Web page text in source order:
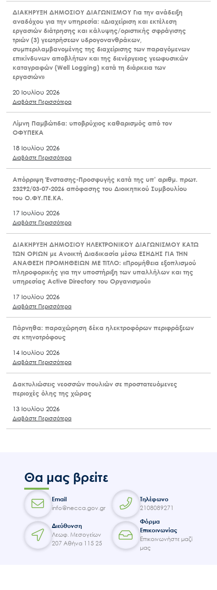
Ακολουθήστε μας
ΔΙΑΚΗΡΥΞΗ ΔΗΜΟΣΙΟΥ ΔΙΑΓΩΝΙΣΜΟΥ Για την ανάδειξη
αναδόχου για την υπηρεσία: «Διαχείριση και εκτέλεση
εργασιών διάτρησης και κάλυψης/οριστικής σφράγισης
τριών (3) γεωτρήσεων υδρογονανθράκων,
συμπεριλαμβανομένης της διαχείρισης των παραγόμενων
επικίνδυνων αποβλήτων και της διενέργειας γεωφυσικών
καταγραφών (Well Logging) κατά τη διάρκεια των
εργασιών»
20 Ιουλίου 2026
Διαβάστε Περισσότερα
Λίμνη Παμβώτιδα: υποβρύχιος καθαρισμός από τον
ΟΦΥΠΕΚΑ
18 Ιουλίου 2026
Διαβάστε Περισσότερα
Απόρριψη Ένστασης-Προσφυγής κατά της υπ’ αριθμ. πρωτ.
23292/03-07-2026 απόφασης του Διοικητικού Συμβουλίου
του Ο.ΦΥ.ΠΕ.ΚΑ.
17 Ιουλίου 2026
Διαβάστε Περισσότερα
ΔΙΑΚΗΡΥΞΗ ΔΗΜΟΣΙΟΥ ΗΛΕΚΤΡΟΝΙΚΟΥ ΔΙΑΓΩΝΙΣΜΟΥ ΚΑΤΩ
ΤΩΝ ΟΡΙΩΝ με Ανοικτή Διαδικασία μέσω ΕΣΗΔΗΣ ΓΙΑ ΤΗΝ
ΑΝΑΘΕΣΗ ΠΡΟΜΗΘΕΙΩΝ ΜΕ ΤΙΤΛΟ: «Προμήθεια εξοπλισμού
πληροφορικής για την υποστήριξη των υπαλλήλων και της
υπηρεσίας Active Directory του Οργανισμού»
17 Ιουλίου 2026
Διαβάστε Περισσότερα
Πάρνηθα: παραχώρηση δέκα ηλεκτροφόρων περιφράξεων
σε κτηνοτρόφους
14 Ιουλίου 2026
Διαβάστε Περισσότερα
Δακτυλιώσεις νεοσσών πουλιών σε προστατευόμενες
περιοχές όλης της χώρας
13 Ιουλίου 2026
Διαβάστε Περισσότερα
Θα μας βρείτε
Email
info@necca.gov.gr
Τηλέφωνο
2108089271
Διεύθυνση
Λεωφ. Μεσογείων
207 Αθήνα 115 25
Φόρμα
Επικοινωνίας
Επικοινωνήστε μαζί
μας